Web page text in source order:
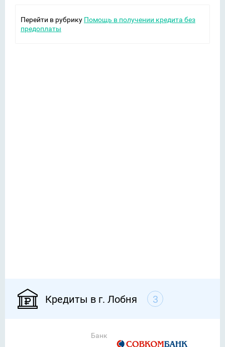
Перейти в рубрику Помощь в получении кредита без
предоплаты
Кредиты в г. Лобня 3
Банк